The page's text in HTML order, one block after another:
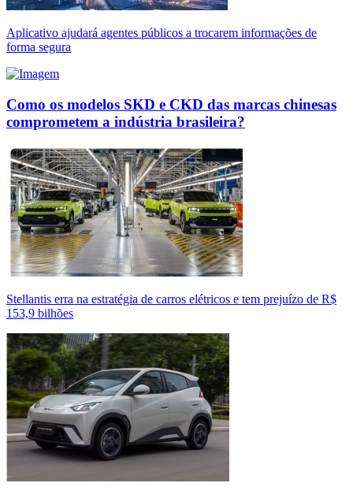
Aplicativo ajudará agentes públicos a trocarem informações de
forma segura
Como os modelos SKD e CKD das marcas chinesas
comprometem a indústria brasileira?
Stellantis erra na estratégia de carros elétricos e tem prejuízo de R$
153,9 bilhões